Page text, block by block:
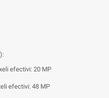
efectivi: 20 MP
efectivi: 48 MP